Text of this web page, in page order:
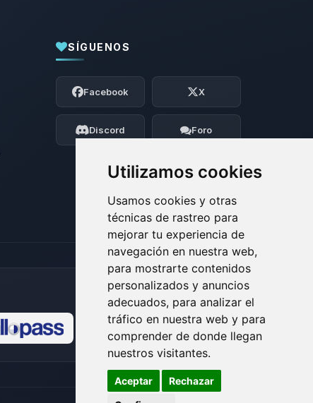
Utilizamos cookies
Usamos cookies y otras
técnicas de rastreo para
mejorar tu experiencia de
navegación en nuestra web,
para mostrarte contenidos
personalizados y anuncios
adecuados, para analizar el
tráfico en nuestra web y para
comprender de donde llegan
nuestros visitantes.
Aceptar
Rechazar
SÍGUENOS
Facebook X
Discord Foro
Yupi, por fin alguien con quien hablar!
Soy Choupy, tu pequeno asistente de
BoxToPlay. Cuentame que necesitas y
moveré mis pequenos circuitos para
ayudarte.
07/08/2026 09:19